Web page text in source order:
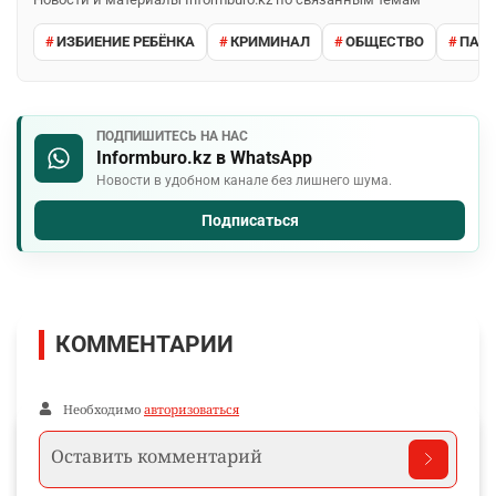
ИЗБИЕНИЕ РЕБЁНКА КРИМИНАЛ ОБЩЕСТВО
ПОДПИШИТЕСЬ НА НАС
Informburo.kz в WhatsApp
Новости в удобном канале без лишнего шума.
Подписаться
КОММЕНТАРИИ
Необходимо авторизоваться